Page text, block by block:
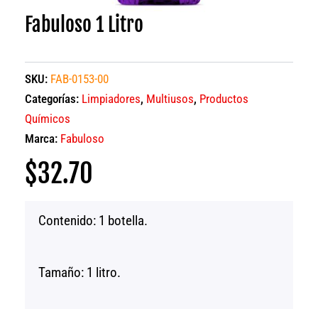
Fabuloso 1 Litro
SKU: FAB-0153-00
Categorías: Limpiadores, Multiusos, Productos
Químicos
Marca: Fabuloso
$32.70
Contenido: 1 botella.
Tamaño: 1 litro.